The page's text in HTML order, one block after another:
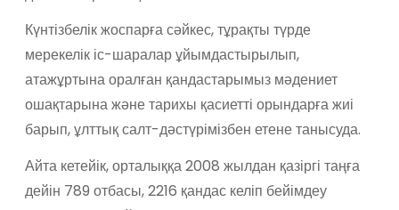
Күнтізбелік жоспарға сәйкес, тұрақты түрде
мерекелік іс-шаралар ұйымдастырылып,
атажұртына оралған қандастарымыз мәдениет
ошақтарына және тарихы қасиетті орындарға жиі
барып, ұлттық салт-дәстүрімізбен етене танысуда.
Айта кетейік, орталыққа 2008 жылдан қазіргі таңға
дейін 789 отбасы, 2216 қандас келіп бейімдеу